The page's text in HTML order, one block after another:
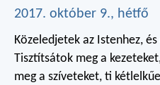
2017. október 9., hétfő
Közeledjetek az Istenhez,
Tisztítsátok meg a
meg a szíveteket, ti